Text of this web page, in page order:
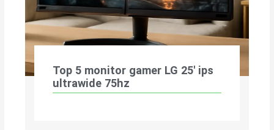
Top 5 monitor gamer LG 25′ ips
ultrawide 75hz